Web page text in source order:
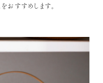
おすすめします。